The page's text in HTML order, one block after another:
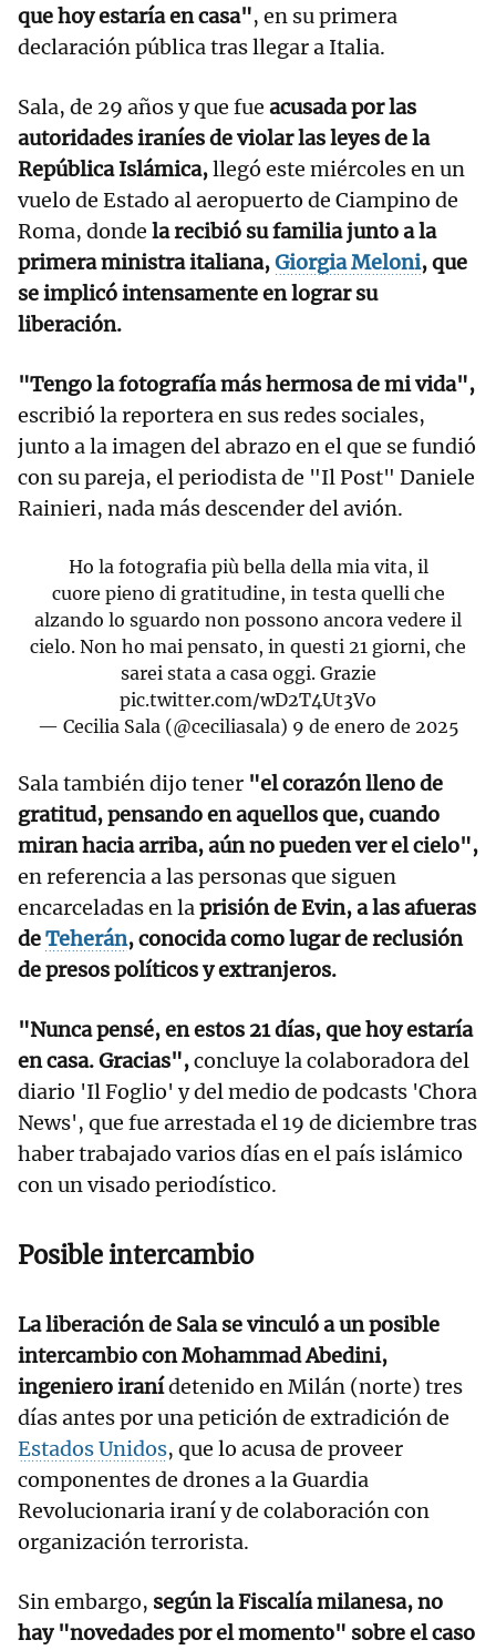
que hoy estaría en casa", en su primera
declaración pública tras llegar a Italia.
Sala, de 29 años y que fue acusada por las
autoridades iraníes de violar las leyes de la
República Islámica,llegó este miércoles en un
vuelo de Estado al aeropuerto de Ciampino de
Roma, donde la recibió su familia junto a la
primera ministra italiana,Giorgia Meloni, que
se implicó intensamente en lograr su
liberación.
"Tengo la fotografía más hermosa de mi vida",
escribió la reportera en sus redes sociales,
junto a la imagen del abrazo en el que se fundió
con su pareja, el periodista de "Il Post" Daniele
Rainieri, nada más descender del avión.
Ho la fotografia più bella della mia vita, il
cuore pieno di gratitudine, in testa quelli che
alzando lo sguardo non possono ancora vedere il
cielo. Non ho mai pensato, in questi 21 giorni, che
sarei stata a casa oggi. Grazie
pic.twitter.com/wD2T4Ut3Vo
— Cecilia Sala (@ceciliasala) 9 de enero de 2025
Sala también dijo tener "el corazón lleno de
gratitud, pensando en aquellos que, cuando
miran hacia arriba, aún no pueden ver el cielo",
en referencia a las personas que siguen
encarceladas en laprisión de Evin, a las afueras
deTeherán, conocida como lugar de reclusión
de presos políticos y extranjeros.
"Nunca pensé, en estos 21 días, que hoy estaría
en casa. Gracias",concluye la colaboradora del
diario 'Il Foglio' y del medio de podcasts 'Chora
News', que fue arrestada el 19 de diciembre tras
haber trabajado varios días en el país islámico
con un visado periodístico.
Posible intercambio
La liberación de Sala se vinculó a un posible
intercambio con Mohammad Abedini,
ingeniero iranídetenido en Milán (norte) tres
días antes por una petición de extradición de
Estados Unidos, que lo acusa de proveer
componentes de drones a la Guardia
Revolucionaria iraní y de colaboración con
organización terrorista.
Sin embargo, según la Fiscalía milanesa, no
hay "novedades por el momento" sobre el caso